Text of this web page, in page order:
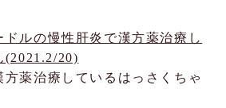
ドルの慢性肝炎で漢方薬治療し
(2021.2/20)
方薬治療しているはっさくちゃ